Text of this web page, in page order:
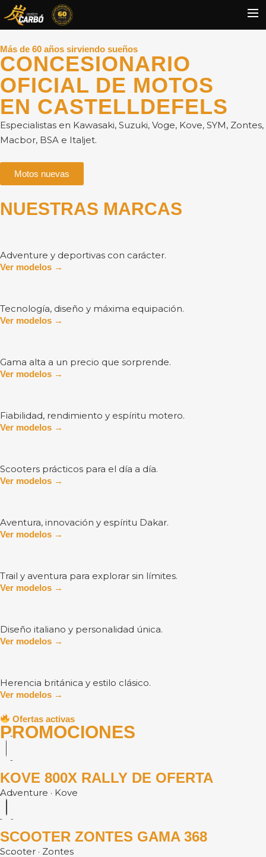
HOME
MOTOS USADAS
QUIÉNES SOMOS?
CONTACTO
Search
Más de 60 años sirviendo sueños
CONCESIONARIO
OFICIAL DE MOTOS​
EN CASTELLDEFELS
Especialistas en Kawasaki, Suzuki, Voge, Kove, SYM, Zontes,
Macbor, BSA e Italjet.
Motos nuevas
NUESTRAS MARCAS
Adventure y deportivas con carácter.
Ver modelos →
Tecnología, diseño y máxima equipación.
Ver modelos →
Gama alta a un precio que sorprende.
Ver modelos →
Fiabilidad, rendimiento y espíritu motero.
Ver modelos →
Scooters prácticos para el día a día.
Ver modelos →
Aventura, innovación y espíritu Dakar.
Ver modelos →
Trail y aventura para explorar sin límites.
Ver modelos →
Diseño italiano y personalidad única.
Ver modelos →
Herencia británica y estilo clásico.
Ver modelos →
Ofertas activas
PROMOCIONES
KOVE 800X RALLY DE OFERTA
Adventure · Kove
SCOOTER ZONTES GAMA 368
Scooter · Zontes